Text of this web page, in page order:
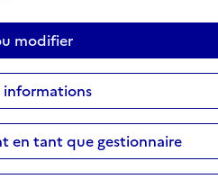
modifier
informations
en tant que gestionnaire